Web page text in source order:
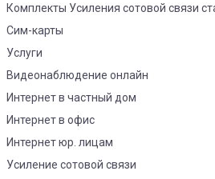
Комплекты Усиления сотовой связи
Сим-карты
Услуги
Видеонаблюдение онлайн
Интернет в частный дом
Интернет в офис
Интернет юр. лицам
Усиление сотовой связи